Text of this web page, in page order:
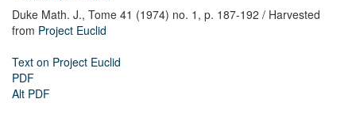
Duke Math. J., Tome 41 (1974) no. 1, p. 187-192 / Harvested
from Project Euclid
Text on Project Euclid
PDF
Alt PDF